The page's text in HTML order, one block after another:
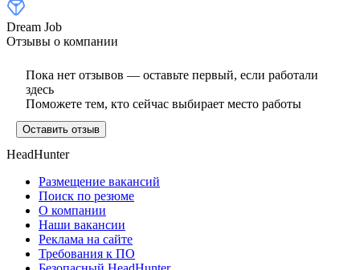
Dream Job
Отзывы о компании
Пока нет отзывов — оставьте первый, если работали
здесь
Поможете тем, кто сейчас выбирает место работы
Оставить отзыв
HeadHunter
Размещение вакансий
Поиск по резюме
О компании
Наши вакансии
Реклама на сайте
Требования к ПО